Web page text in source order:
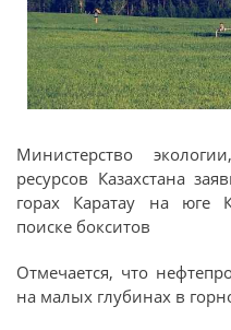
Министерство
ресурсов Казахстана
горах Каратау на юге
поиске бокситов
Отмечается, что
на малых глубинах в